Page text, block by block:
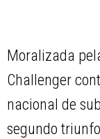
Moralizada
Challenger
nacional de
segundo